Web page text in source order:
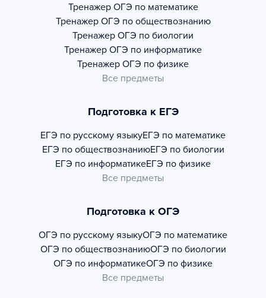
Тренажер ОГЭ по математике
Тренажер ОГЭ по обществознанию
Тренажер ОГЭ по биологии
Тренажер ОГЭ по информатике
Тренажер ОГЭ по физике
Все предметы
Подготовка к ЕГЭ
ЕГЭ по русскому языкуЕГЭ по математике
ЕГЭ по обществознаниюЕГЭ по биологии
ЕГЭ по информатикеЕГЭ по физике
Все предметы
Подготовка к ОГЭ
ОГЭ по русскому языкуОГЭ по математике
ОГЭ по обществознаниюОГЭ по биологии
ОГЭ по информатикеОГЭ по физике
Все предметы